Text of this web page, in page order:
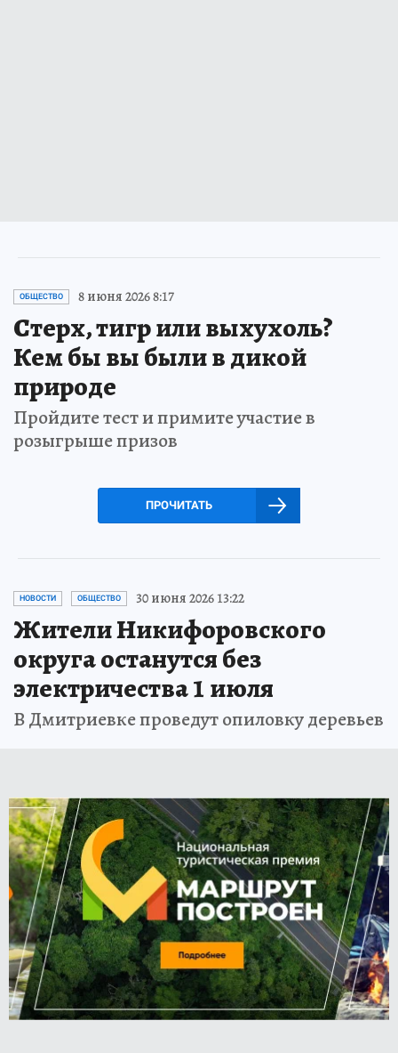
ОБЩЕСТВО 8 июня 2026 8:17
Стерх, тигр или выхухоль?
Кем бы вы были в дикой
природе
Пройдите тест и примите участие в
розыгрыше призов
ПРОЧИТАТЬ
НОВОСТИ ОБЩЕСТВО 30 июня 2026 13:22
Жители Никифоровского
округа останутся без
электричества 1 июля
В Дмитриевке проведут опиловку деревьев